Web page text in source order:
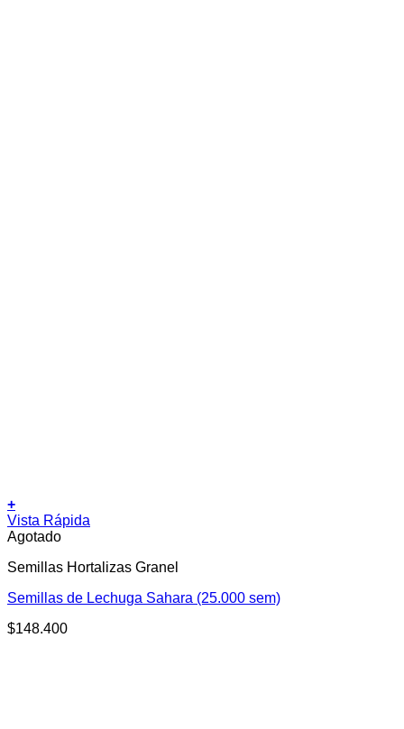
+
Vista Rápida
Agotado
Semillas Hortalizas Granel
Semillas de Lechuga Sahara (25.000 sem)
$148.400